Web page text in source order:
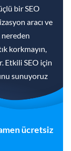
bir SEO
aracı ve
nereden
korkmayın,
Etkili SEO için
sunuyoruz
ücretsiz